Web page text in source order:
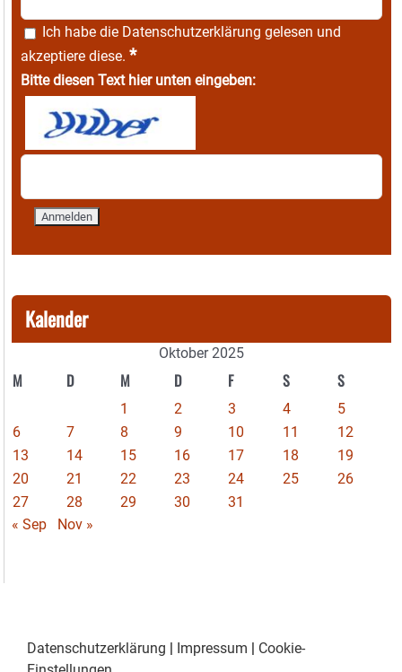
Ich habe die Datenschutzerklärung gelesen und
akzeptiere diese. *
Bitte diesen Text hier unten eingeben:
Kalender
Oktober 2025
M D M D F S S
1 2 3 4
5
6
7 8 9 10 11
12
13
14 15 16 17 18
19
20
21 22 23 24 25
26
27
28 29 30
31
« Sep
Nov »
Datenschutzerklärung Impressum
Cookie-